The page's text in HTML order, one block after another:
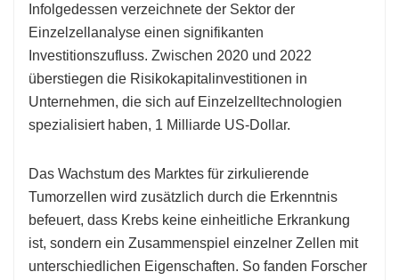
Infolgedessen verzeichnete der Sektor der
Einzelzellanalyse einen signifikanten
Investitionszufluss. Zwischen 2020 und 2022
überstiegen die Risikokapitalinvestitionen in
Unternehmen, die sich auf Einzelzelltechnologien
spezialisiert haben, 1 Milliarde US-Dollar.
Das Wachstum des Marktes für zirkulierende
Tumorzellen wird zusätzlich durch die Erkenntnis
befeuert, dass Krebs keine einheitliche Erkrankung
ist, sondern ein Zusammenspiel einzelner Zellen mit
unterschiedlichen Eigenschaften. So fanden Forscher